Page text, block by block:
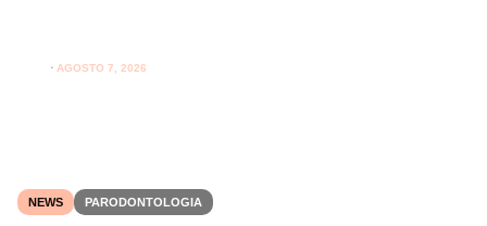
⋅ AGOSTO 7, 2026
NEWS PARODONTOLOGIA